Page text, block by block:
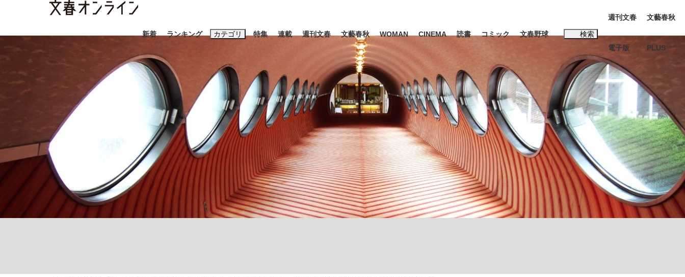
新着 ランキング カテゴリ
スクープ ライフ ビジネス
《BTS厳戒トーキョー滞在記》RM→渋谷で飲み会、JIN→伊豆の... 「90%は失敗する。でも…」本田圭佑が初めて明かした日本代表監督に...
特集
終戦から81年 日本生まれのK-POPアイドルたち
連載 週刊文春 文藝春秋 WOMAN CINEMA 読書 コミック 文春野球 検索
キーワード入力
おすすめのキーワードタグ一覧
#藤田晋 #三山凌輝 #高市早苗 #後藤真希 #森岡毅 #城彰二 #内田有紀
#松田聖子
#玉木雄一郎
#亀和田武
週刊文春
電子版
文藝春秋
PLUS